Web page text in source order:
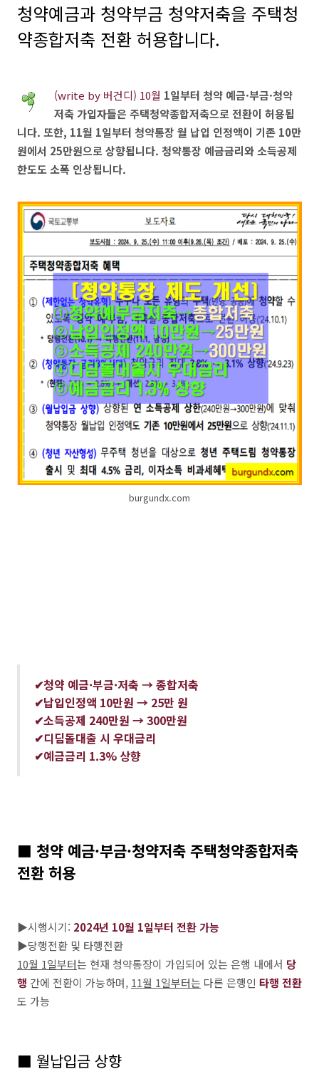
청약예금과 청약부금 청약저축을 주택청
약종합저축 전환 허용합니다.
(write by 버건디) 10월 1일부터 청약 예금·부금·청약
저축 가입자들은 주택청약종합저축으로 전환이 허용됩
니다. 또한, 11월 1일부터 청약통장 월 납입 인정액이 기존 10만
원에서 25만원으로 상향됩니다. 청약통장 예금금리와 소득공제
한도도 소폭 인상됩니다.
burgundx.com
✔청약 예금·부금·저축 → 종합저축
✔납입인정액 10만원 → 25만 원
✔소득공제 240만원 → 300만원
✔디딤돌대출 시 우대금리
✔예금금리 1.3% 상향
■ 청약 예금·부금·청약저축 주택청약종합저축
전환 허용
▶시행시기: 2024년 10월 1일부터 전환 가능
▶당행전환 및 타행전환
10월 1일부터는 현재 청약통장이 가입되어 있는 은행 내에서 당
행 간에 전환이 가능하며, 11월 1일부터는 다른 은행인 타행 전환
도 가능
■ 월납입금 상향